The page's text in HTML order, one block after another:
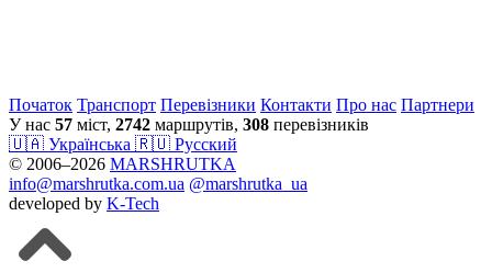
Початок Транспорт Перевiзники Контакти Про нас Партнери
У нас 57 міст, 2742 маршрутів, 308 перевізників
🇺🇦 Українська 🇷🇺 Русский
© 2006–2026 MARSHRUTKA
info@marshrutka.com.ua @marshrutka_ua
developed by K-Tech